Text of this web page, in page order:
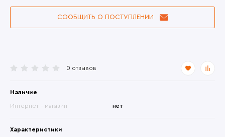
0 отзывов
Наличие
Интернет - магазин нет
Характеристики
СООБЩИТЬ О ПОСТУПЛЕНИИ